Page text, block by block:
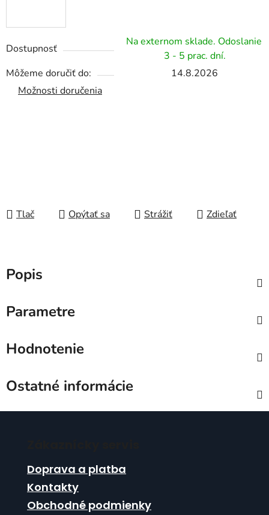
Dostupnosť
Na externom sklade. Odoslanie
3 - 5 prac. dní.
Môžeme doručiť do:
14.8.2026
Možnosti doručenia
Tlač Opýtať sa Strážiť Zdieľať
Popis
Parametre
Hodnotenie
Ostatné informácie
Doprava a platba
Kontakty
Obchodné podmienky